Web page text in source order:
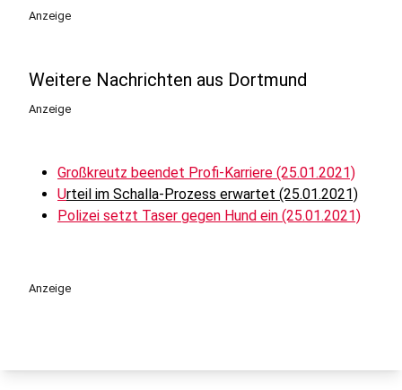
Anzeige
Weitere Nachrichten aus Dortmund
Anzeige
Großkreutz beendet Profi-Karriere (25.01.2021)
Urteil im Schalla-Prozess erwartet (25.01.2021)
Polizei setzt Taser gegen Hund ein (25.01.2021)
Anzeige